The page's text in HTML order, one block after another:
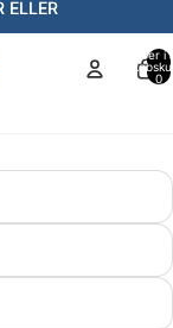
ELLER
ELLER
Varer i
0